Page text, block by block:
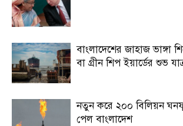
বাংলাদেশের জাহাজ ভাঙ্গা
বা গ্রীন শিপ ইয়ার্ডের শুভ
নতুন করে ২০০ বিলিয়ন
পেল বাংলাদেশ